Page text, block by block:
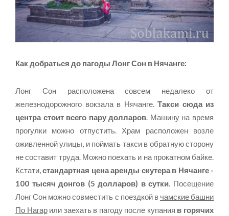
Как добраться до пагоды Лонг Сон в Нячанге:
Лонг Сон расположена совсем недалеко от
железнодорожного вокзала в Нячанге. Такси сюда из
центра стоит всего пару долларов. Машину на время
прогулки можно отпустить. Храм расположен возле
оживленной улицы, и поймать такси в обратную сторону
не составит труда. Можно поехать и на прокатном байке.
Кстати,стандартная цена аренды скутера в Нячанге -
100 тысяч донгов (5 долларов) в сутки. Посещение
Лонг Сон можно совместить с поездкой в чамские башни
По Нагарили заехать в пагоду после купания в горячих